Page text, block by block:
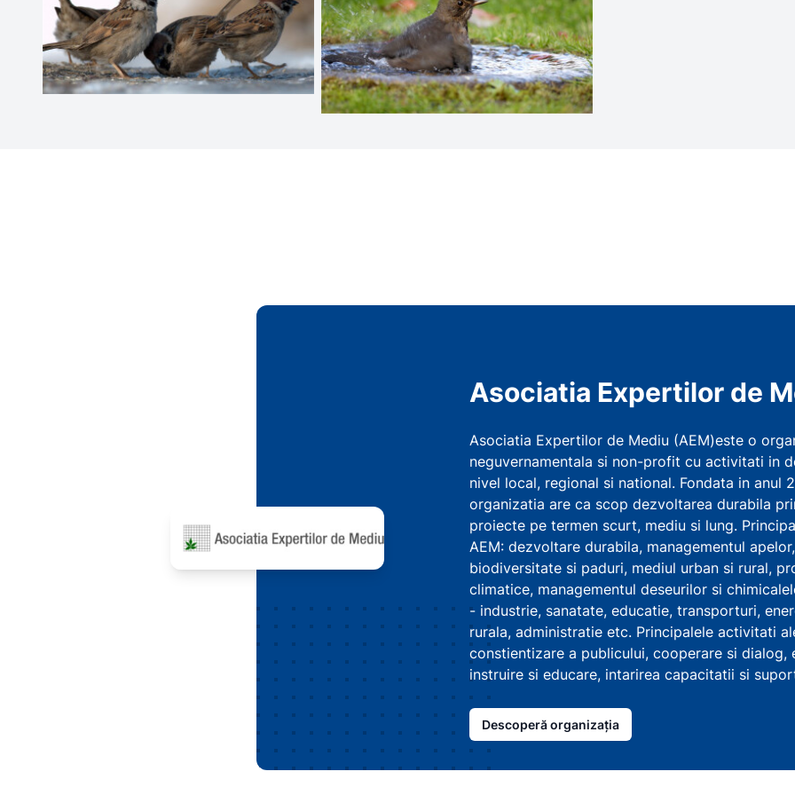
Asociatia Expertilor de
Asociatia Expertilor de Mediu (AEM)este o
neguvernamentala si non-profit cu activitati in
nivel local, regional si national. Fondata in anul
organizatia are ca scop dezvoltarea durabila
proiecte pe termen scurt, mediu si lung.
AEM: dezvoltare durabila, managementul
biodiversitate si paduri, mediul urban si rural,
climatice, managementul deseurilor si
- industrie, sanatate, educatie, transporturi,
rurala, administratie etc. Principalele activitati
constientizare a publicului, cooperare si
instruire si educare, intarirea capacitatii si
Descoperă organizația